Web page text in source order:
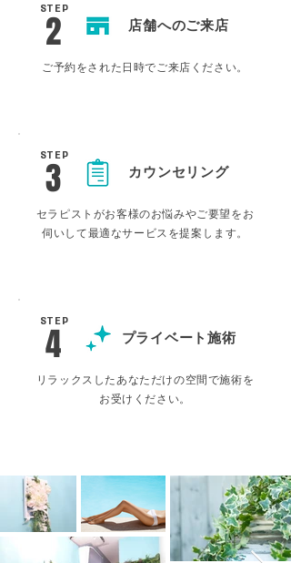
STEP
2 店舗へのご来店
ご予約をされた日時でご来店ください。
STEP
3 カウンセリング
セラピストがお客様のお悩みやご要望をお
伺いして最適なサービスを提案します。
STEP
4 プライベート施術
リラックスしたあなただけの空間で施術を
お受けください。